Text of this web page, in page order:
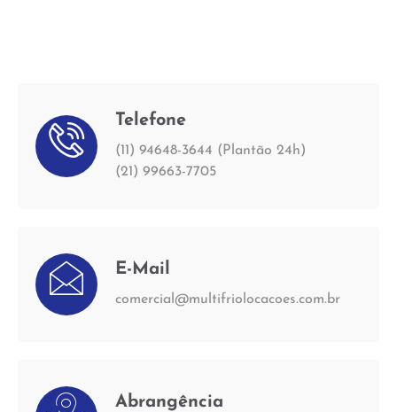
Telefone
(11) 94648-3644 (Plantão 24h)
(21) 99663-7705
E-Mail
comercial@multifriolocacoes.com.br
Abrangência